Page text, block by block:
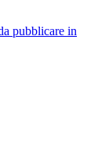
pubblicare in